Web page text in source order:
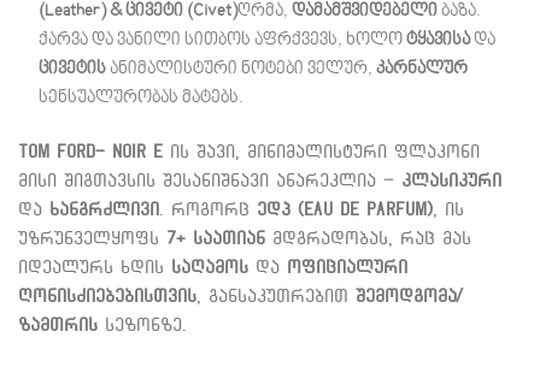
(Leather) & ცივეტი (Civet)ღრმა, დამამშვიდებელი ბაზა.
ქარვა და ვანილი სითბოს აფრქვევს, ხოლო ტყავისადა
ცივეტის ანიმალისტური ნოტები ველურ, კარნალურ
სენსუალურობას მატებს.
Tom Ford- Noir E ის შავი, მინიმალისტური ფლაკონი
მისი შიგთავსის შესანიშნავი ანარეკლია – კლასიკური
და ხანგრძლივი როგორც ედპ (Eau de Parfum) , ის
უზრუნველყოფს
7+ საათიან მდგრადობას, რაც მას
იდეალურს ხდის საღამოს და
ოფიციალური
ღონისძიებებისთვის , განსაკუთრებით შემოდგომა/
ზამთრის სეზონზე.